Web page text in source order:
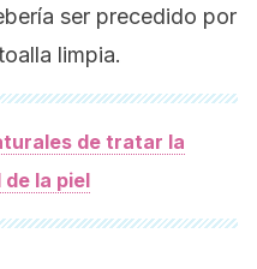
ser precedido por
limpia.
de tratar la
la piel